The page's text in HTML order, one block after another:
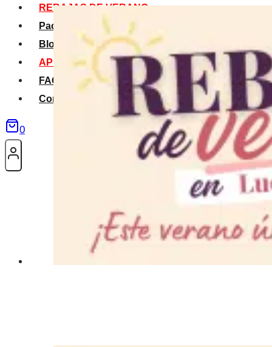
REBAJAS DE VERANO
Packs Verano
Blog
APP La Tribu
FAQS
Contacto
0